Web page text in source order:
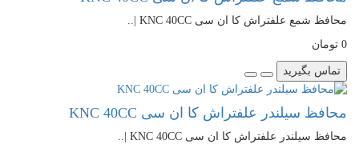
محافظ شمع علفتراش کا ان سی KNC 40CC |..
0 تومان
تماس بگیرید
محافظ سیلندر علفتراش کا ان سی KNC 40CC
محافظ سیلندر علفتراش کا ان سی KNC 40CC |..